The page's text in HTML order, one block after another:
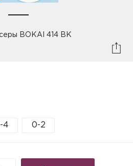
BOKAI 414 BK
4 0-2